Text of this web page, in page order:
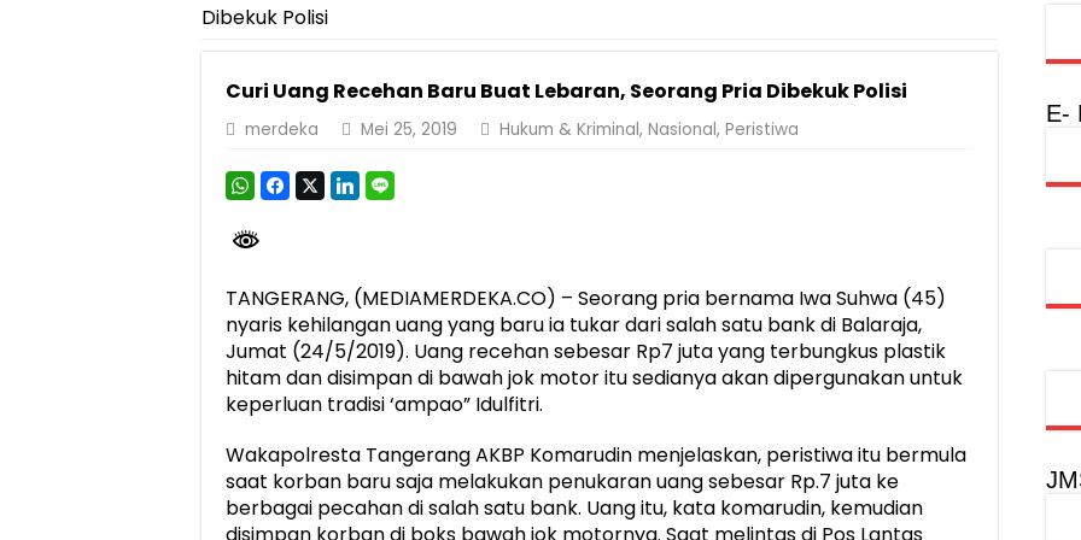
Dirut Jasa Raharja Dampingi Wamenhub Tinjau Penanganan Korban KM Mutiara Sentosa II di RS PHC Surabaya
Gelar Audiensi, Jasa Raharja dan Kementerian PANRB Perkuat Koordinasi Tingkatkan Kepatuhan PKB dan
Pemprov Lampung Dukung Penuh Lampung Financial Festival, Perkuat Literasi Keuangan Generasi Muda
Pengesahan Raperda APBD 2025 Jadi Langkah Penguatan Akuntabilitas dan Pembangunan Lampung
Dibekuk Polisi
Curi Uang Recehan Baru Buat Lebaran, Seorang Pria Dibekuk Polisi
merdeka Mei 25, 2019 Hukum & Kriminal, Nasional, Peristiwa
TANGERANG, (MEDIAMERDEKA.CO) – Seorang pria bernama Iwa Suhwa (45)
nyaris kehilangan uang yang baru ia tukar dari salah satu bank di Balaraja,
Jumat (24/5/2019). Uang recehan sebesar Rp7 juta yang terbungkus plastik
hitam dan disimpan di bawah jok motor itu sedianya akan dipergunakan untuk
keperluan tradisi ‘ampao” Idulfitri.
Wakapolresta Tangerang AKBP Komarudin menjelaskan, peristiwa itu bermula
saat korban baru saja melakukan penukaran uang sebesar Rp.7 juta ke
berbagai pecahan di salah satu bank. Uang itu, kata komarudin, kemudian
disimpan korban di boks bawah jok motornya. Saat melintas di Pos Lantas
E-